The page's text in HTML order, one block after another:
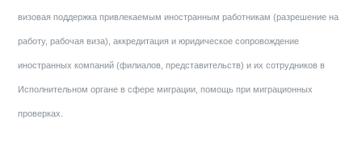
визовая поддержка привлекаемым иностранным работникам (разрешение на
работу, рабочая виза), аккредитация и юридическое сопровождение
иностранных компаний (филиалов, представительств) и их сотрудников в
Исполнительном органе в сфере миграции, помощь при миграционных
проверках.